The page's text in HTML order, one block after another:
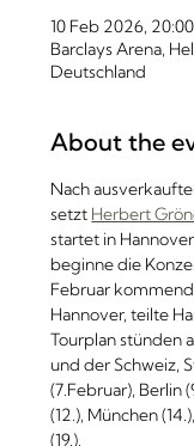
10 Feb 2026,
Barclays Arena,
Deutschland
About the
Nach
setzt Herbert
startet in
beginne die
Februar
Hannover, teilte
Tourplan stünden
und der Schweiz,
(7.Februar), Berlin
(12.), München
(19.).